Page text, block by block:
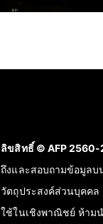
ลิขสิทธิ์ © AFP
ถึงและสอบถามข้อมูลบ
วัตถุประสงค์ส่วนบุคคล
ใช้ในเชิงพาณิชย์ ห้ามน